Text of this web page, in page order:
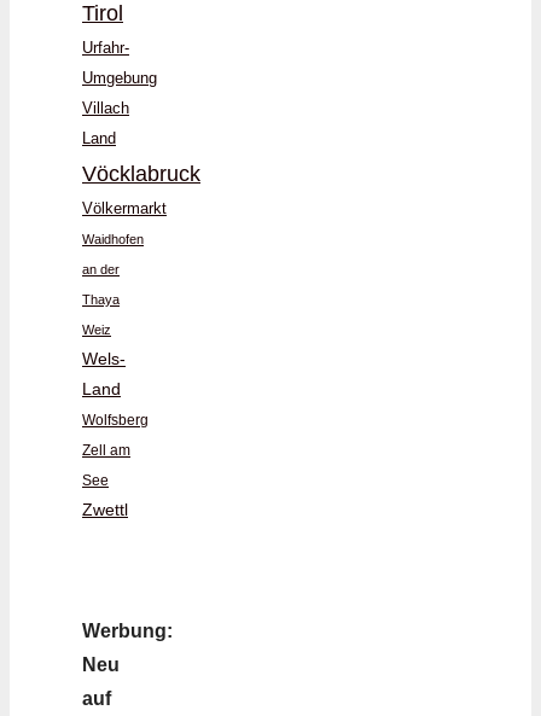
Tirol
Urfahr-
Umgebung
Villach
Land
Vöcklabruck
Völkermarkt
Waidhofen
an der
Thaya
Weiz
Wels-
Land
Wolfsberg
Zell am
See
Zwettl
Werbung:
Neu
auf